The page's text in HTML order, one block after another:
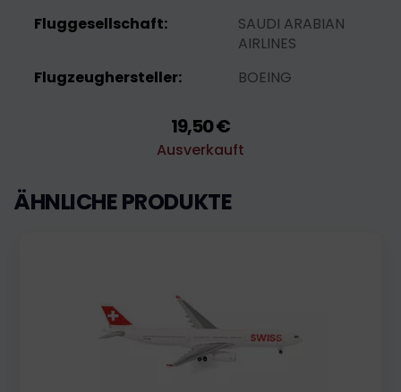
Fluggesellschaft:
SAUDI ARABIAN
AIRLINES
Flugzeughersteller:
BOEING
19,50 €
Ausverkauft
ÄHNLICHE PRODUKTE